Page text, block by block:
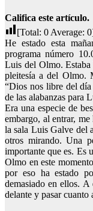
Califica este artículo.
[Total: 0 Average: 0
He estado esta
programa número
Luis del Olmo.
pleitesía a del Olmo.
“Dios nos libre del
de las alabanzas para
Era una especie de
embargo, al entrar,
la sala Luis Galve del
otros mirando. Una
importante que es. Es
Olmo en este
por eso ha estado
demasiado en ellos.
delante y pasar cuanto